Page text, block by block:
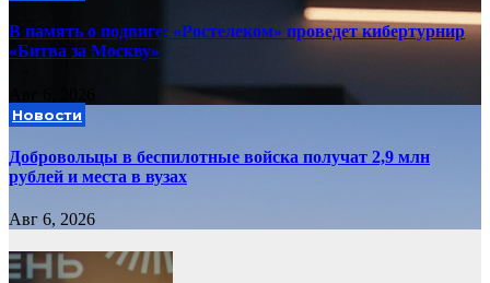
В память о подвиге: «Ростелеком» проведет кибертурнир
«Битва за Москву»
Новости
Добровольцы в беспилотные войска получат 2,9 млн
рублей и места в вузах
Авг 6, 2026